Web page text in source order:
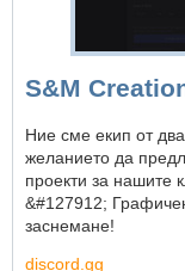
S&M
Ние сме екип от
желанието да
проекти за нашите
&#127912;
заснемане!
discord.gg